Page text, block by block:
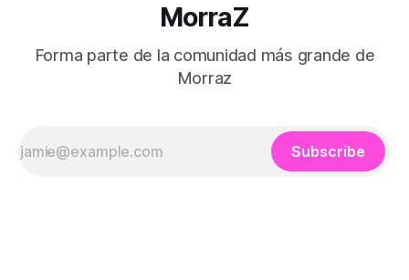
MorraZ
Forma parte de la comunidad más grande de
Morraz
Subscribe